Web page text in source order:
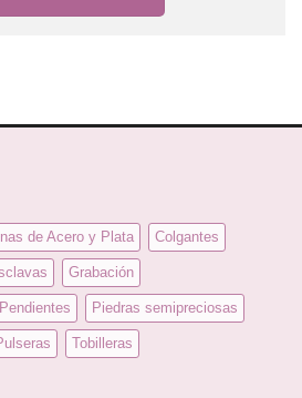
de Acero y Plata Colgantes
Grabación
Pendientes Piedras semipreciosas
Tobilleras